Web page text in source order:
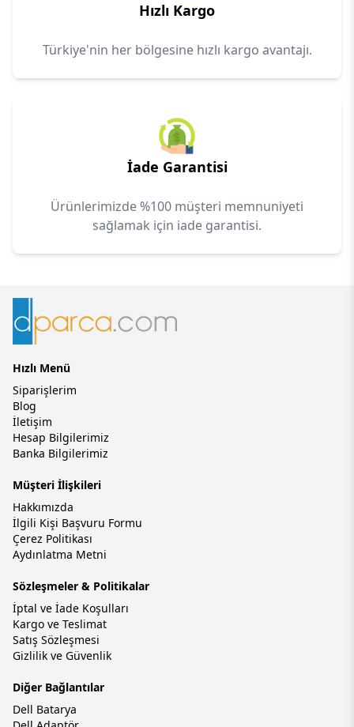
Hızlı Kargo
Türkiye'nin her bölgesine hızlı kargo avantajı.
İade Garantisi
Ürünlerimizde %100 müşteri memnuniyeti
sağlamak için iade garantisi.
Hızlı Menü
Siparişlerim
Blog
İletişim
Hesap Bilgilerimiz
Banka Bilgilerimiz
Müşteri İlişkileri
Hakkımızda
İlgili Kişi Başvuru Formu
Çerez Politikası
Aydınlatma Metni
Sözleşmeler & Politikalar
İptal ve İade Koşulları
Kargo ve Teslimat
Satış Sözleşmesi
Gizlilik ve Güvenlik
Diğer Bağlantılar
Dell Batarya